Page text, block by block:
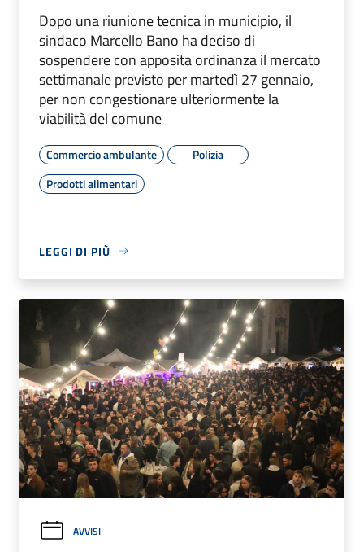
Dopo una riunione tecnica in municipio, il
sindaco Marcello Bano ha deciso di
sospendere con apposita ordinanza il mercato
settimanale previsto per martedì 27 gennaio,
per non congestionare ulteriormente la
viabilità del comune
Commercio ambulante
Polizia
Prodotti alimentari
LEGGI DI PIÙ
AVVISI